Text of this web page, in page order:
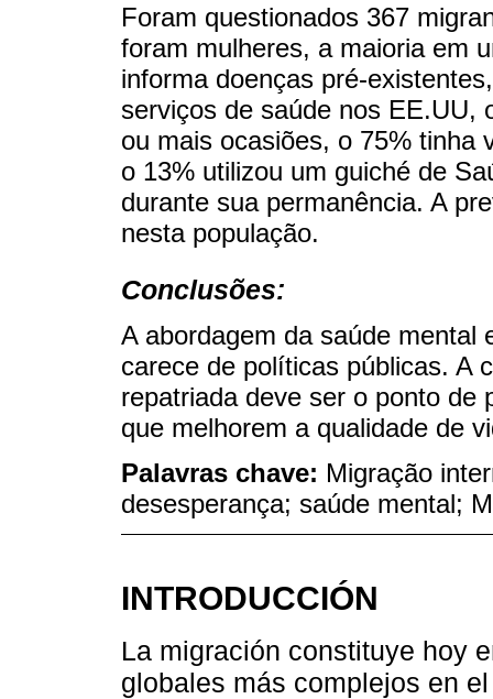
Foram questionados 367
foram mulheres, a maioria em
informa doenças pré-
serviços de saúde nos EE.UU,
ou mais ocasiões, o 75% tinha
o 13% utilizou um guiché de
durante sua permanência. A
nesta população.
Conclusões:
A abordagem da saúde mental
carece de políticas públicas. A
repatriada deve ser o ponto de
que melhorem a qualidade de
Palavras chave: Migração
desesperança; saúde mental;
INTRODUCCIÓN
La migración constituye hoy
globales más complejos en